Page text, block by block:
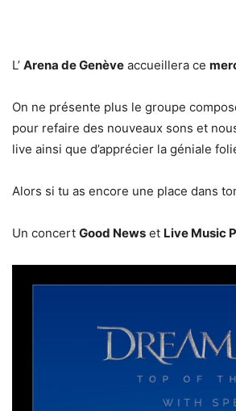
L’ Arena de Genève accueillera ce
On ne présente plus le groupe
pour refaire des nouveaux sons et
live ainsi que d’apprécier la géniale
Alors si tu as encore une place dans
Un concert Good News et Live Music